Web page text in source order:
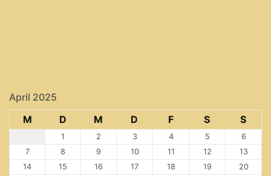
April 2025
M
D M D F S S
1 2 3 4 5
6
7
8 9 10 11 12
13
14
15 16 17 18 19
20